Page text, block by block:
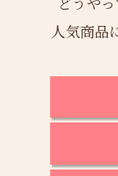
休業日
お問
人気商品